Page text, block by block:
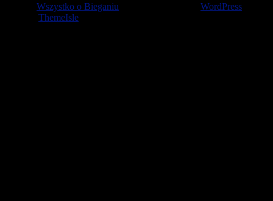
Wszystko o Bieganiu
WordPress
ThemeIsle